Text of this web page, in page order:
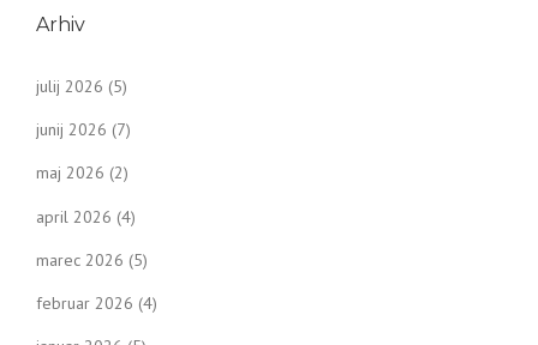
s
t
s
n
a
v
i
Arhiv
julij 2026 (5)
junij 2026 (7)
maj 2026 (2)
april 2026 (4)
marec 2026 (5)
februar 2026 (4)